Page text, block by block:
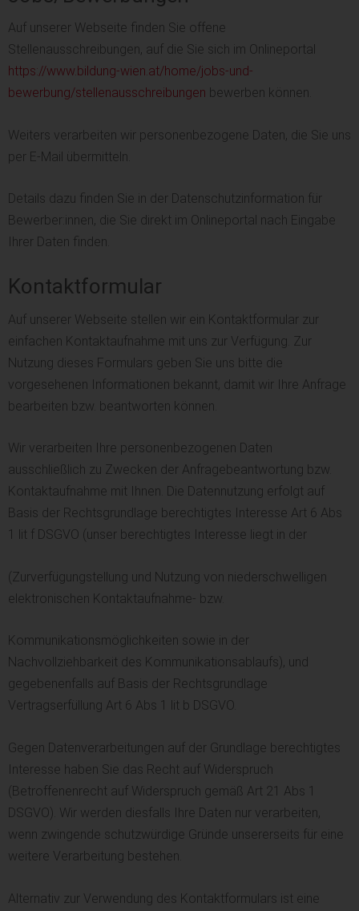
Auf unserer Webseite finden Sie offene
Stellenausschreibungen, auf die Sie sich im Onlineportal
https://www.bildung-wien.at/home/jobs-und-
bewerbung/stellenausschreibungen bewerben können.
Weiters verarbeiten wir personenbezogene Daten, die Sie uns
per E-Mail übermitteln.
Details dazu finden Sie in der Datenschutzinformation für
Bewerber:innen, die Sie direkt im Onlineportal nach Eingabe
Ihrer Daten finden.
Kontaktformular
Auf unserer Webseite stellen wir ein Kontaktformular zur
einfachen Kontaktaufnahme mit uns zur Verfügung. Zur
Nutzung dieses Formulars geben Sie uns bitte die
vorgesehenen Informationen bekannt, damit wir Ihre Anfrage
bearbeiten bzw. beantworten können.
Wir verarbeiten Ihre personenbezogenen Daten
ausschließlich zu Zwecken der Anfragebeantwortung bzw.
Kontaktaufnahme mit Ihnen. Die Datennutzung erfolgt auf
Basis der Rechtsgrundlage berechtigtes Interesse Art 6 Abs
1 lit f DSGVO (unser berechtigtes Interesse liegt in der
(Zurverfügungstellung und Nutzung von niederschwelligen
elektronischen Kontaktaufnahme- bzw.
Kommunikationsmöglichkeiten sowie in der
Nachvollziehbarkeit des Kommunikationsablaufs), und
gegebenenfalls auf Basis der Rechtsgrundlage
Vertragserfüllung Art 6 Abs 1 lit b DSGVO.
Gegen Datenverarbeitungen auf der Grundlage berechtigtes
Interesse haben Sie das Recht auf Widerspruch
(Betroffenenrecht auf Widerspruch gemäß Art 21 Abs 1
DSGVO). Wir werden diesfalls Ihre Daten nur verarbeiten,
wenn zwingende schutzwürdige Gründe unsererseits für eine
weitere Verarbeitung bestehen.
Alternativ zur Verwendung des Kontaktformulars ist eine